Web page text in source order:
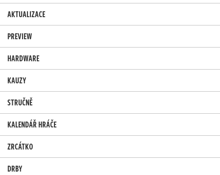
AKTUALIZACE
PREVIEW
HARDWARE
KAUZY
STRUČNĚ
KALENDÁŘ HRÁČE
ZRCÁTKO
DRBY